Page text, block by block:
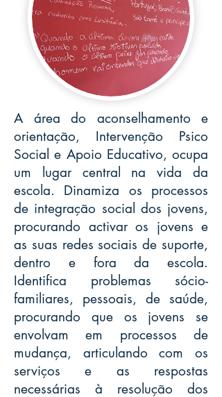
A área do aconselhamento e
orientação, Intervenção Psico
Social e Apoio Educativo, ocupa
um lugar central na vida da
escola. Dinamiza os processos
de integração social dos jovens,
procurando activar os jovens e
as suas redes sociais de suporte,
dentro e fora da escola.
Identifica problemas sócio-
familiares, pessoais, de saúde,
procurando que os jovens se
envolvam em processos de
mudança, articulando com os
serviços e as respostas
necessárias à resolução dos